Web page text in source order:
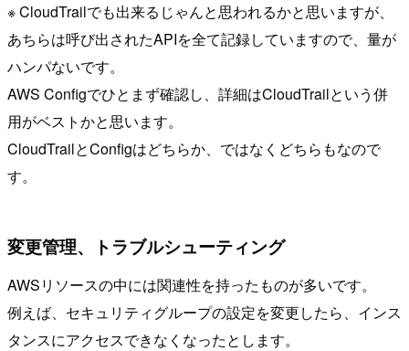
※ CloudTrailでも出来るじゃんと思われるかと思いますが、
あちらは呼び出されたAPIを全て記録していますので、量が
ハンパないです。
AWS Configでひとまず確認し、詳細はCloudTrailという併
用がベストかと思います。
CloudTrailとConfigはどちらか、ではなくどちらもなので
す。
変更管理、トラブルシューティング
AWSリソースの中には関連性を持ったものが多いです。
例えば、セキュリティグループの設定を変更したら、インス
タンスにアクセスできなくなったとします。